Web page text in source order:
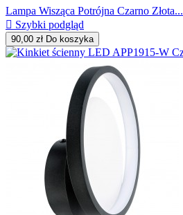
Lampa Wisząca Potrójna Czarno Złota...
 Szybki podgląd
90,00 zł Do koszyka